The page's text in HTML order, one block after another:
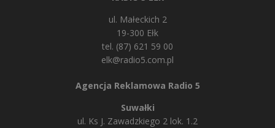
ul. Małeckich 2
19-300 Ełk
tel. (87) 621 59 00
elk@radio5.com.pl
Agencja Reklamowa Radio 5
Suwałki
ul. Ks J. Zawadzkiego 2 lok. 1.2